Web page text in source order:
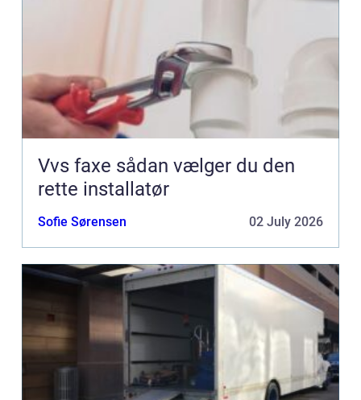
Vvs faxe sådan vælger du den
rette installatør
Sofie Sørensen 02 July 2026